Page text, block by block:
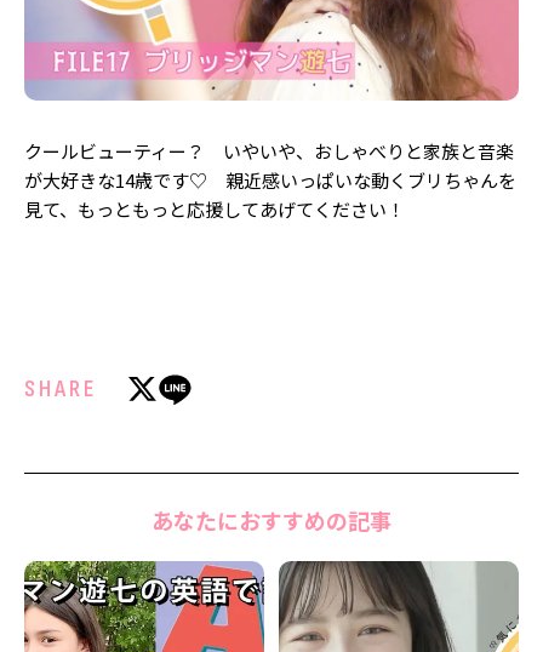
おでかけ
お悩み相談
MODEL'S BLOG
TikTok
YouTube
FORTUNE
INFORMATION
Follow us
ST member
クールビューティー？ いやいや、おしゃべりと家族と音楽
が大好きな14歳です♡ 親近感いっぱいな動くブリちゃんを
見て、もっともっと応援してあげてください！
SHARE
あなたにおすすめの記事